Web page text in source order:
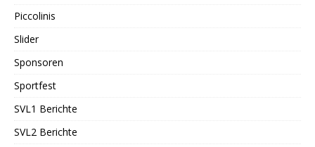
Piccolinis
Slider
Sponsoren
Sportfest
SVL1 Berichte
SVL2 Berichte